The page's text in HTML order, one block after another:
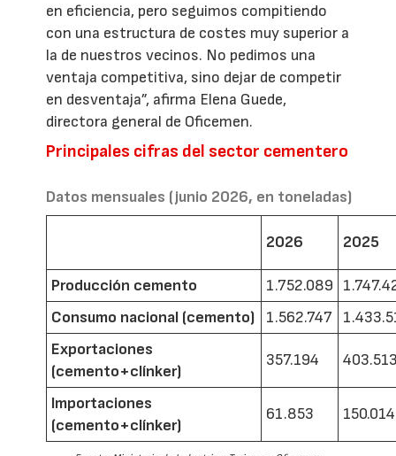
en eficiencia, pero seguimos compitiendo
con una estructura de costes muy superior a
la de nuestros vecinos. No pedimos una
ventaja competitiva, sino dejar de competir
en desventaja”, afirma Elena Guede,
directora general de Oficemen.
Principales cifras del sector cementero
Datos mensuales (junio 2026, en toneladas)
2026 2025
Producción cemento 1.752.089
Consumo nacional (cemento)
1.562.747
Exportaciones
(cemento+clínker)
357.194
Importaciones
(cemento+clínker)
61.853 150.014